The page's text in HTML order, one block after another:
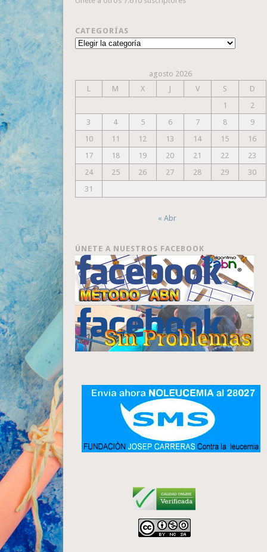
CATEGORÍAS
Categorías
agosto 2026
L
M X J V S
D
1
2
3
4 5 6 7 8
9
10
11 12 13 14 15
16
17
18 19 20 21 22
23
24
25 26 27 28 29
30
31
« Abr
ÚNETE A NUESTROS FACEBOOK